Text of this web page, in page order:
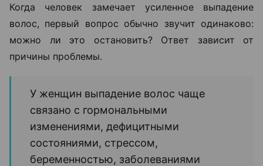
Когда человек замечает усиленное выпадение
волос, первый вопрос обычно звучит одинаково:
можно ли это остановить? Ответ зависит от
причины проблемы.
У женщин выпадение волос чаще
связано с гормональными
изменениями, дефицитными
состояниями, стрессом,
беременностью, заболеваниями